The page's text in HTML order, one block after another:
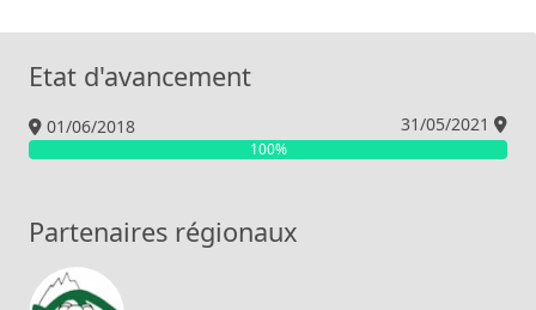
Etat d'avancement
01/06/2018 31/05/2021
100%
Partenaires régionaux